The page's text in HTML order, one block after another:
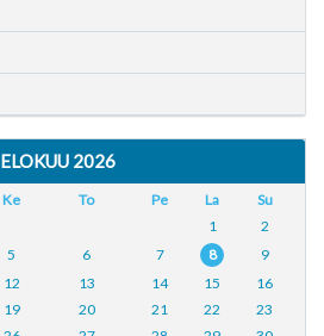
ELOKUU 2026
Ke To Pe La
Su
1
2
5 6 7 8
9
12 13 14 15
16
19 20 21 22
23